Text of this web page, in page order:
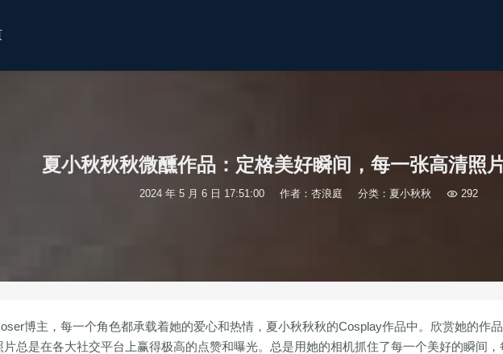
夏小秋秋秋微醺作品：定格美好瞬间，每一张高清照
2024 年 5 月 6 日 17:51:00 作者：杏浪庭 分类： 夏小秋秋  292
博主，每一个角色都承载着她的爱心和热情，夏小秋秋秋的Cosplay作品中。欣赏她的作
总是在各大社交平台上赢得极高的点赞和曝光。总是用她的相机抓住了每一个美好的瞬间，